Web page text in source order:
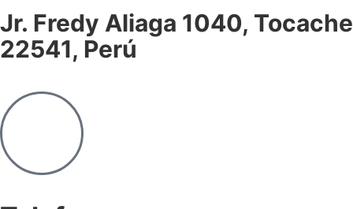
Jr. Fredy Aliaga 1040, Tocache
22541, Perú